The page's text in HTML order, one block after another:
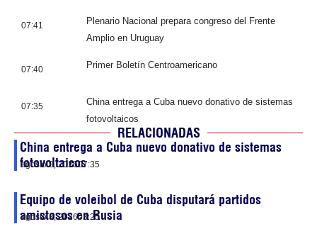
07:41
Plenario Nacional prepara congreso del Frente
Amplio en Uruguay
07:40 Primer Boletín Centroamericano
07:35
China entrega a Cuba nuevo donativo de sistemas
fotovoltaicos
RELACIONADAS
China entrega a Cuba nuevo donativo de sistemas
fotovoltaicos
agosto 8, 202607:35
Equipo de voleibol de Cuba disputará partidos
amistosos en Rusia
agosto 8, 202603:25